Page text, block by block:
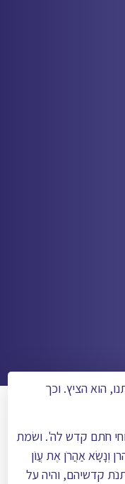
הוא הציץ. וכך
חֺתם קדש לה'. ושׂמת
וְנָשָׂא אַהֲרֹן אֶת עֲוֹן
קדשיהם, והיה על